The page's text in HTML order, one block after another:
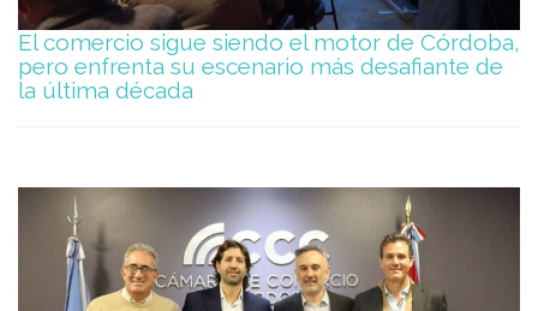
El comercio sigue siendo el motor de Córdoba,
pero enfrenta su escenario más desafiante de
la última década